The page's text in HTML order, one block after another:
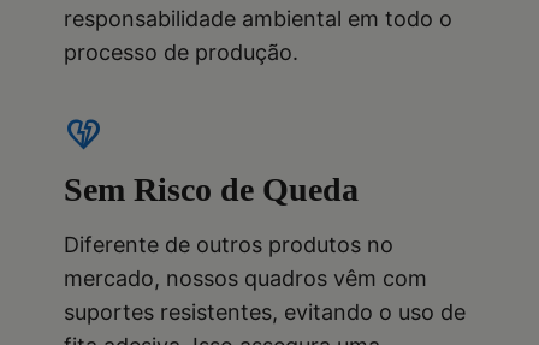
responsabilidade ambiental em todo o
processo de produção.
heart_broken
Sem Risco de Queda
Diferente de outros produtos no
mercado, nossos quadros vêm com
suportes resistentes, evitando o uso de